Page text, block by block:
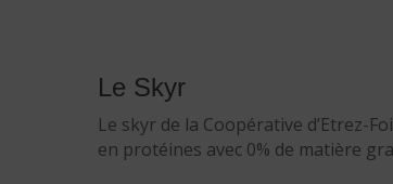
Le Skyr
Le skyr de la Coopérative d’Etrez-
en protéines avec 0% de matière